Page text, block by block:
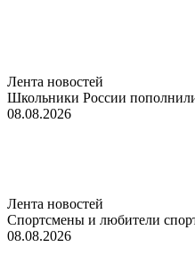
Лента новостей
Школьники России
08.08.2026
Лента новостей
Спортсмены и любители
08.08.2026